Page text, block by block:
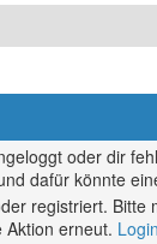
oder dir
dafür könnte
registriert. Bitte
Aktion erneut. Login